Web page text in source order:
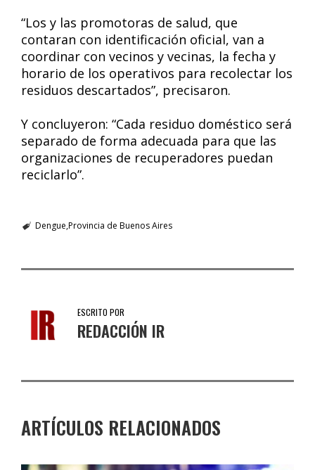
“Los y las promotoras de salud, que
contaran con identificación oficial, van a
coordinar con vecinos y vecinas, la fecha y
horario de los operativos para recolectar los
residuos descartados”, precisaron.
Y concluyeron: “Cada residuo doméstico será
separado de forma adecuada para que las
organizaciones de recuperadores puedan
reciclarlo”.
Dengue Provincia de Buenos Aires
ESCRITO POR
REDACCIÓN IR
ARTÍCULOS RELACIONADOS